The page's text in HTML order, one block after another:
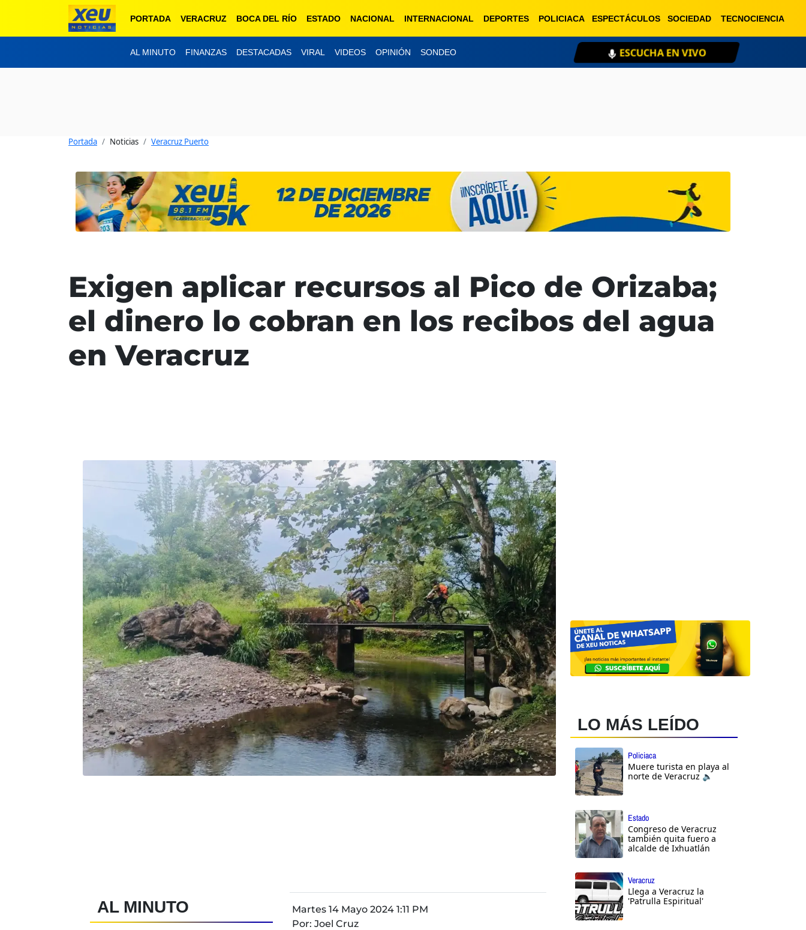
PORTADA VERACRUZ BOCA DEL RÍO ESTADO NACIONAL INTERNACIONAL DEPORTES POLICIACA ESPECTÁCULOS SOCIEDAD TECNOCIENCIA
AL MINUTO FINANZAS DESTACADAS VIRAL VIDEOS OPINIÓN SONDEO ESCUCHA EN VIVO
Portada Noticias Veracruz Puerto
Exigen aplicar recursos al Pico de Orizaba;
el dinero lo cobran en los recibos del agua
en Veracruz
AL MINUTO
Martes 14 Mayo 2024 1:11 PM
Por: Joel Cruz
LO MÁS LEÍDO
Policiaca
Muere turista en playa al
norte de Veracruz 🔈
Estado
Congreso de Veracruz
también quita fuero a
alcalde de Ixhuatlán
Veracruz
Llega a Veracruz la
'Patrulla Espiritual'